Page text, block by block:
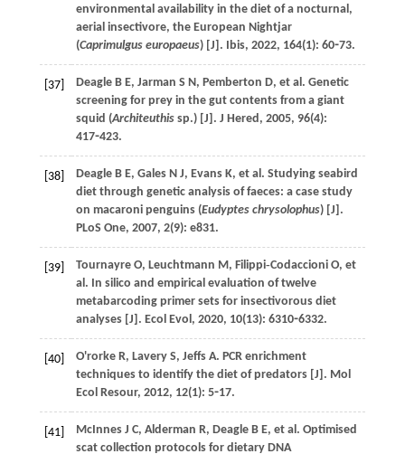
environmental availability in the diet of a nocturnal,
aerial insectivore, the European Nightjar
(Caprimulgus europaeus) [J]. Ibis, 2022, 164(1): 60⁃73.
[37] Deagle B E, Jarman S N, Pemberton D, et al. Genetic
screening for prey in the gut contents from a giant
squid (Architeuthissp.) [J]. J Hered, 2005, 96(4):
417⁃423.
[38] Deagle B E, Gales N J, Evans K, et al. Studying seabird
diet through genetic analysis of faeces: a case study
on macaroni penguins (Eudyptes chrysolophus) [J].
PLoS One, 2007, 2(9): e831.
[39] Tournayre O, Leuchtmann M, Filippi‐Codaccioni O, et
al. In silico and empirical evaluation of twelve
metabarcoding primer sets for insectivorous diet
analyses [J]. Ecol Evol, 2020, 10(13): 6310⁃6332.
[40] O'rorke R, Lavery S, Jeffs A. PCR enrichment
techniques to identify the diet of predators [J]. Mol
Ecol Resour, 2012, 12(1): 5⁃17.
[41] McInnes J C, Alderman R, Deagle B E, et al. Optimised
scat collection protocols for dietary DNA